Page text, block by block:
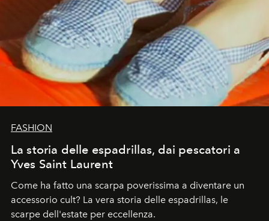
FASHION
La storia delle espadrillas, dai pescatori a
Yves Saint Laurent
Come ha fatto una scarpa poverissima a diventare un
accessorio cult? La vera storia delle espadrillas, le
scarpe dell'estate per eccellenza.